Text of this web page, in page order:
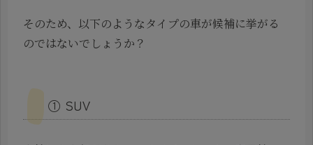
そのため、以下のようなタイプの車が候補に挙がる
のではないでしょうか？
① SUV